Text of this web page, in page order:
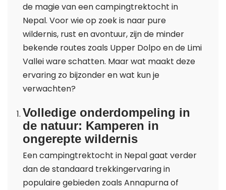
de magie van een campingtrektocht in
Nepal. Voor wie op zoek is naar pure
wildernis, rust en avontuur, zijn de minder
bekende routes zoals Upper Dolpo en de Limi
Vallei ware schatten. Maar wat maakt deze
ervaring zo bijzonder en wat kun je
verwachten?
Volledige onderdompeling in
de natuur: Kamperen in
ongerepte wildernis
Een campingtrektocht in Nepal gaat verder
dan de standaard trekkingervaring in
populaire gebieden zoals Annapurna of